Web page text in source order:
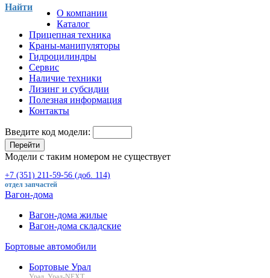
Найти
О компании
Каталог
Прицепная техника
Краны-манипуляторы
Гидроцилиндры
Сервис
Наличие техники
Лизинг и субсидии
Полезная информация
Контакты
Введите код модели:
Перейти
Модели с таким номером не существует
+7 (351) 211-59-56 (доб. 114)
отдел запчастей
Вагон-дома
Вагон-дома жилые
Вагон-дома складские
Бортовые автомобили
Бортовые Урал